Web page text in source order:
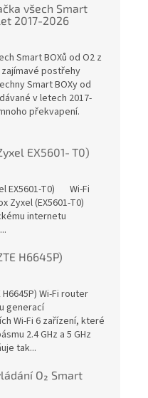
všech Smart
2017-2026
Smart BOXů od O2 z
zajímavé postřehy
Smart BOXy od
v letech 2017-
překvapení.
EX5601‑T0)
EX5601‑T0) Wi-Fi
Zyxel (EX5601-T0)
internetu
H6645P)
Wi-Fi router
generací
Wi-Fi 6 zařízení, které
2.4 GHz a 5 GHz
tak...
O₂ Smart